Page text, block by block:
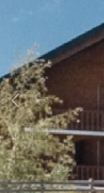
Previous